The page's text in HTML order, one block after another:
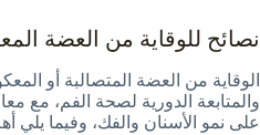
نصائح للوقاية من العضة
الوقاية من العضة المتصالبة أو
والمتابعة الدورية لصحة الفم، مع
على نمو الأسنان والفك، وفيما يلي